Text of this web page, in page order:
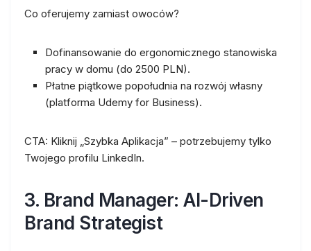
Co oferujemy zamiast owoców?
Dofinansowanie do ergonomicznego stanowiska
pracy w domu (do 2500 PLN).
Płatne piątkowe popołudnia na rozwój własny
(platforma Udemy for Business).
CTA: Kliknij „Szybka Aplikacja” – potrzebujemy tylko
Twojego profilu LinkedIn.
3. Brand Manager: AI-Driven
Brand Strategist